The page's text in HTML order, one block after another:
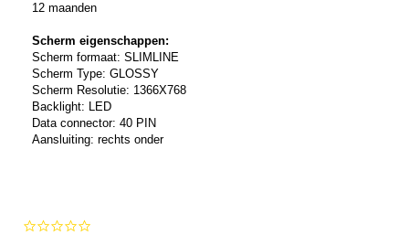
12 maanden
Scherm eigenschappen:
Scherm formaat: SLIMLINE
Scherm Type: GLOSSY
Scherm Resolutie: 1366X768
Backlight: LED
Data connector: 40 PIN
Aansluiting: rechts onder